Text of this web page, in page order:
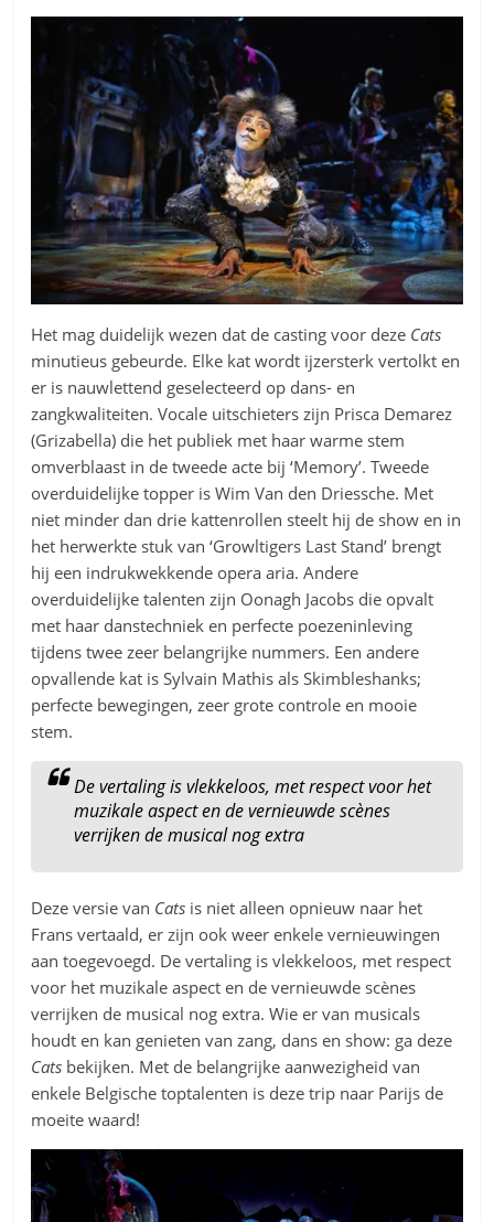
Het mag duidelijk wezen dat de casting voor deze Cats
minutieus gebeurde. Elke kat wordt ijzersterk vertolkt en
er is nauwlettend geselecteerd op dans- en
zangkwaliteiten. Vocale uitschieters zijn Prisca Demarez
(Grizabella) die het publiek met haar warme stem
omverblaast in de tweede acte bij ‘Memory’. Tweede
overduidelijke topper is Wim Van den Driessche. Met
niet minder dan drie kattenrollen steelt hij de show en in
het herwerkte stuk van ‘Growltigers Last Stand’ brengt
hij een indrukwekkende opera aria. Andere
overduidelijke talenten zijn Oonagh Jacobs die opvalt
met haar danstechniek en perfecte poezeninleving
tijdens twee zeer belangrijke nummers. Een andere
opvallende kat is Sylvain Mathis als Skimbleshanks;
perfecte bewegingen, zeer grote controle en mooie
stem.
De vertaling is vlekkeloos, met respect voor het
muzikale aspect en de vernieuwde scènes
verrijken de musical nog extra
Deze versie van Cats is niet alleen opnieuw naar het
Frans vertaald, er zijn ook weer enkele vernieuwingen
aan toegevoegd. De vertaling is vlekkeloos, met respect
voor het muzikale aspect en de vernieuwde scènes
verrijken de musical nog extra. Wie er van musicals
houdt en kan genieten van zang, dans en show: ga deze
Cats bekijken. Met de belangrijke aanwezigheid van
enkele Belgische toptalenten is deze trip naar Parijs de
moeite waard!